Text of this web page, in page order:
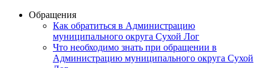
Обращения
Как обратиться в Администрацию
муниципального округа Сухой Лог
Что необходимо знать при обращении в
Администрацию муниципального округа Сухой